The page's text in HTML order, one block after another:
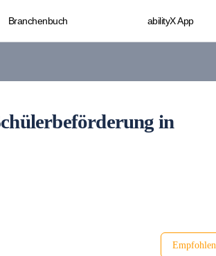
Branchenbuch abilityX App
in
Empfohlen